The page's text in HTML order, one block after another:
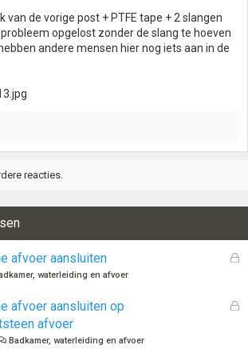
van de vorige post + PTFE tape + 2 slangen
opgelost zonder de slang te hoeven
andere mensen hier nog iets aan in de
reacties.
G
afvoer aansluiten
waterleiding en afvoer
G
afvoer aansluiten op
afvoer
Badkamer, waterleiding en afvoer